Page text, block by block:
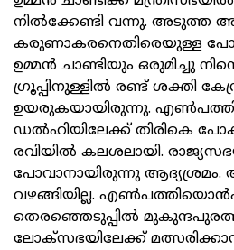
നില്‍ക്കേണ്ടി വന്നു. അടുത്ത
കരുണാകരനെതിരെയുള്ള
ഉമ്മന്‍ ചാണ്ടിയും ഒരുമിച്ചു
ഗ്രൂപ്പിനുള്ളില്‍ രണ്ട് ശക്തി
ഉയരുകയായിരുന്നു.
ഡല്‍ഹിയിലേക്ക് തിരികെ
രവിയില്‍ കലശലായി.
പോവാനായിരുന്നു
വഴങ്ങിയില്ല.
തെരഞ്ഞെടുപ്പില്‍
ലോക്സഭയിലേക്ക് മത്സരിക്കാന്‍